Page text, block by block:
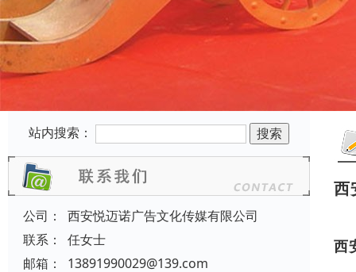
站内搜索：
公司：
西安悦迈诺广告文化传媒有限公司
联系：
任女士
邮箱：
13891990029@139.com
西
西